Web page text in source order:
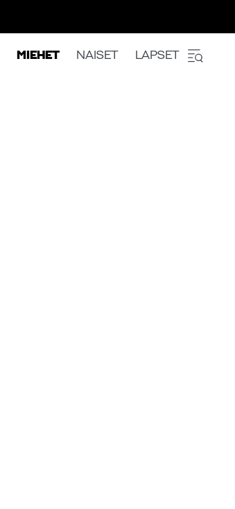
MIEHET NAISET LAPSET